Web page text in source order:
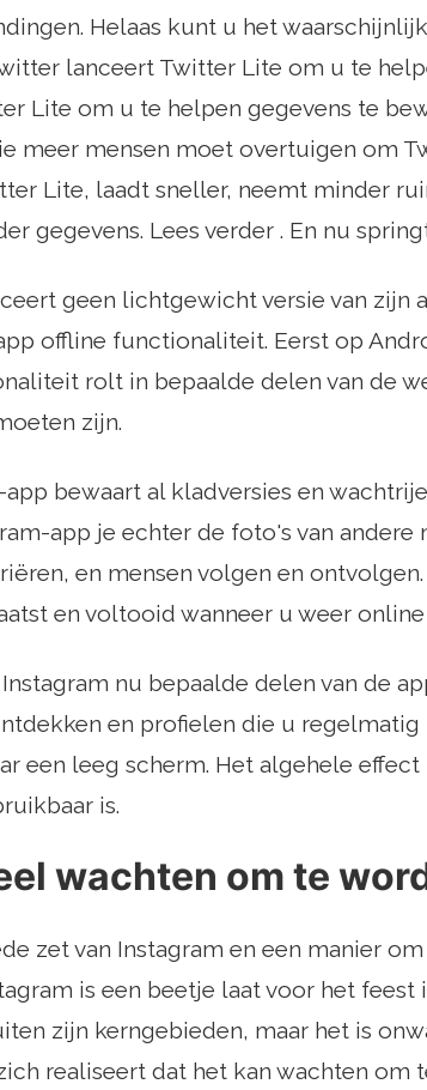
Helaas kunt u het
lanceert Twitter Lite om u te
Lite om u te helpen gegevens te
meer mensen moet overtuigen om
Lite, laadt sneller, neemt minder
gegevens. Lees verder . En nu
geen lichtgewicht versie van zijn
offline functionaliteit. Eerst op
rolt in bepaalde delen van de
zijn.
app bewaart al kladversies en
app je echter de foto's van andere
en mensen volgen en
en voltooid wanneer u weer online
Instagram nu bepaalde delen van de
en profielen die u
een leeg scherm. Het algehele
is.
wachten om te
zet van Instagram en een manier
is een beetje laat voor het feest
zijn kerngebieden, maar het is
realiseert dat het kan wachten om